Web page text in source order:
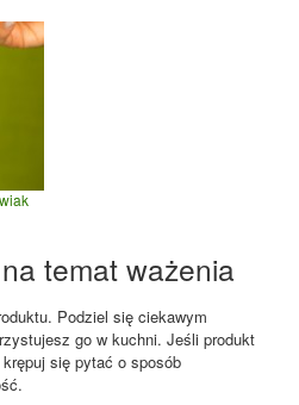
temat ważenia
Podziel się ciekawym
go w kuchni. Jeśli produkt
się pytać o sposób